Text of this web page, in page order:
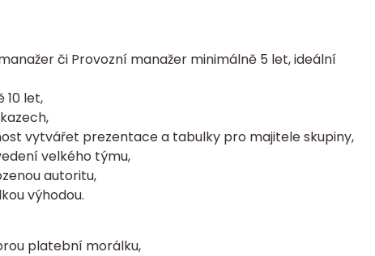
či Provozní manažer minimálně 5 let, ideální
let,
vytvářet prezentace a tabulky pro majitele skupiny,
velkého týmu,
autoritu,
výhodou.
platební morálku,